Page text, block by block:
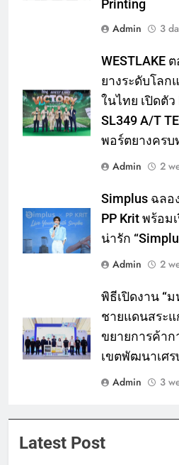
Printing
Admin
3
WESTLAKE
ยางระดับโลก
ในไทย เปิดตั
SL349 A/T
พอร์ตยางคร
Admin
2
Simplus ฉลอ
PP Krit พร้อ
น่ารัก
Admin
2
พิธีเปิดงาน “
ชายแดนสระแ
ขยายการค้า
เขตพัฒนาเศร
Admin
3
Latest Post